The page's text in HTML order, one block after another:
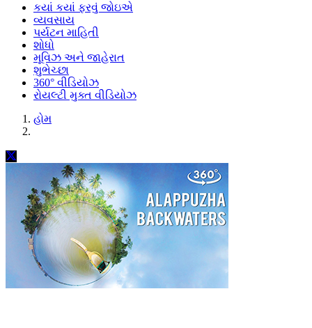
કયાં કયાં ફરવું જોઇએ
વ્યવસાય
પર્યટન માહિતી
શોધો
મૂવિઝ અને જાહેરાત
શુભેચ્છા
360° વીડિયોઝ
રોયલ્ટી મુક્ત વીડિયોઝ
હોમ